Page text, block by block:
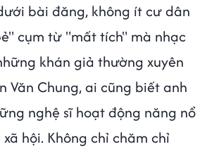
bài đăng, không ít cư dân
cụm từ "mất tích" mà nhạc
khán giả thường xuyên
Văn Chung, ai cũng biết anh
nghệ sĩ hoạt động năng nổ
hội. Không chỉ chăm chỉ